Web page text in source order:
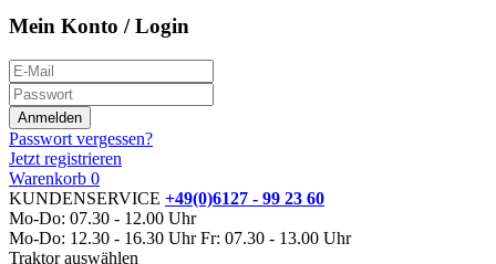
Mein Konto / Login
Passwort vergessen?
Jetzt registrieren
Warenkorb 0
KUNDENSERVICE +49(0)6127 - 99 23 60
Mo-Do: 07.30 - 12.00 Uhr
Mo-Do: 12.30 - 16.30 Uhr Fr: 07.30 - 13.00 Uhr
Traktor auswählen